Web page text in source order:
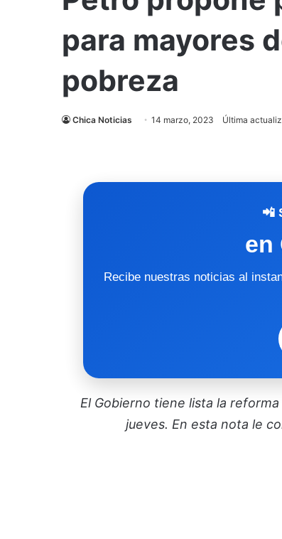
para mayores
pobreza
Chica Noticias 14 marzo, 2023 Última
📲
en
Recibe nuestras noticias al
El Gobierno tiene lista la
jueves. En esta nota le